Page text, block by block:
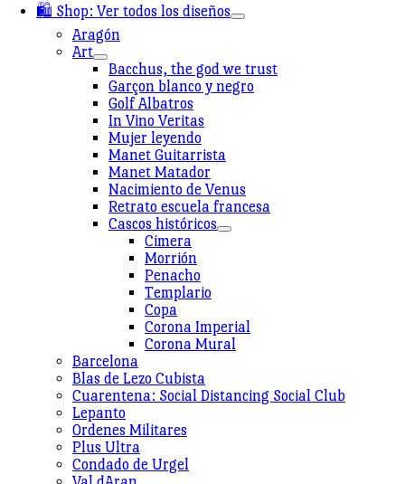
🛍️ Shop: Ver todos los diseños
Aragón
Art
Bacchus, the god we trust
Garçon blanco y negro
Golf Albatros
In Vino Veritas
Mujer leyendo
Manet Guitarrista
Manet Matador
Nacimiento de Venus
Retrato escuela francesa
Cascos históricos
Cimera
Morrión
Penacho
Templario
Copa
Corona Imperial
Corona Mural
Barcelona
Blas de Lezo Cubista
Cuarentena: Social Distancing Social Club
Lepanto
Ordenes Militares
Plus Ultra
Condado de Urgel